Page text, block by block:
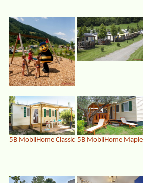
5B MobilHome Classic 5B MobilHome Maple